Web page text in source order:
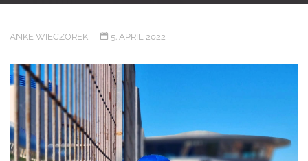
ANKE WIECZOREK 5. APRIL 2022